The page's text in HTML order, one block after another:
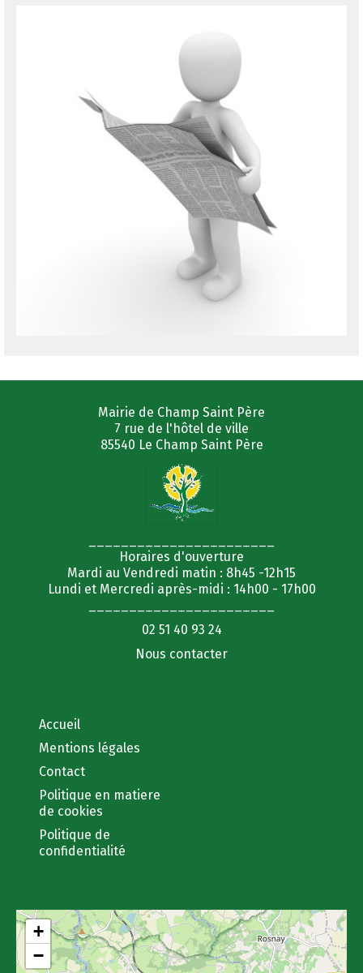
Mairie de Champ Saint Père
7 rue de l'hôtel de ville
85540 Le Champ Saint Père
Horaires d'ouverture
Mardi au Vendredi matin : 8h45 -12h15
Lundi et Mercredi après-midi : 14h00 - 17h00
02 51 40 93 24
Nous contacter
Accueil
Mentions légales
Contact
Politique en matiere
de cookies
Politique de
confidentialité
+
−